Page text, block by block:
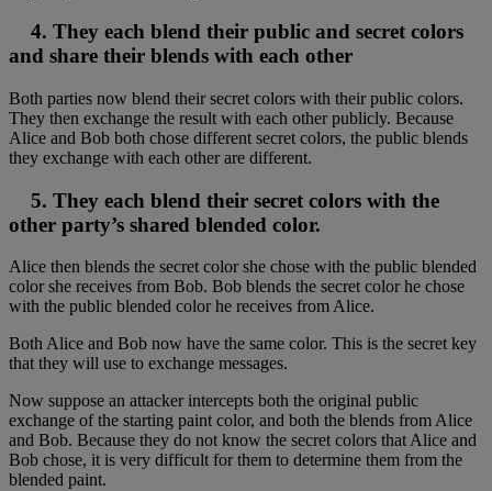
4. They each blend their public and secret colors
and share their blends with each other
Both parties now blend their secret colors with their public colors.
They then exchange the result with each other publicly. Because
Alice and Bob both chose different secret colors, the public blends
they exchange with each other are different.
5. They each blend their secret colors with the
other party’s shared blended color.
Alice then blends the secret color she chose with the public blended
color she receives from Bob. Bob blends the secret color he chose
with the public blended color he receives from Alice.
Both Alice and Bob now have the same color. This is the secret key
that they will use to exchange messages.
Now suppose an attacker intercepts both the original public
exchange of the starting paint color, and both the blends from Alice
and Bob. Because they do not know the secret colors that Alice and
Bob chose, it is very difficult for them to determine them from the
blended paint.